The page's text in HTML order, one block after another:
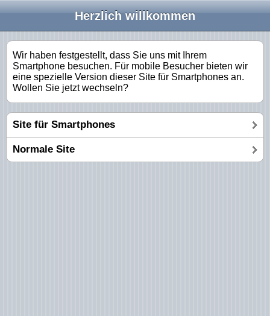
Herzlich willkommen
Wir haben festgestellt, dass Sie uns mit Ihrem
Smartphone besuchen. Für mobile Besucher bieten wir
eine spezielle Version dieser Site für Smartphones an.
Wollen Sie jetzt wechseln?
Site für Smartphones
Normale Site